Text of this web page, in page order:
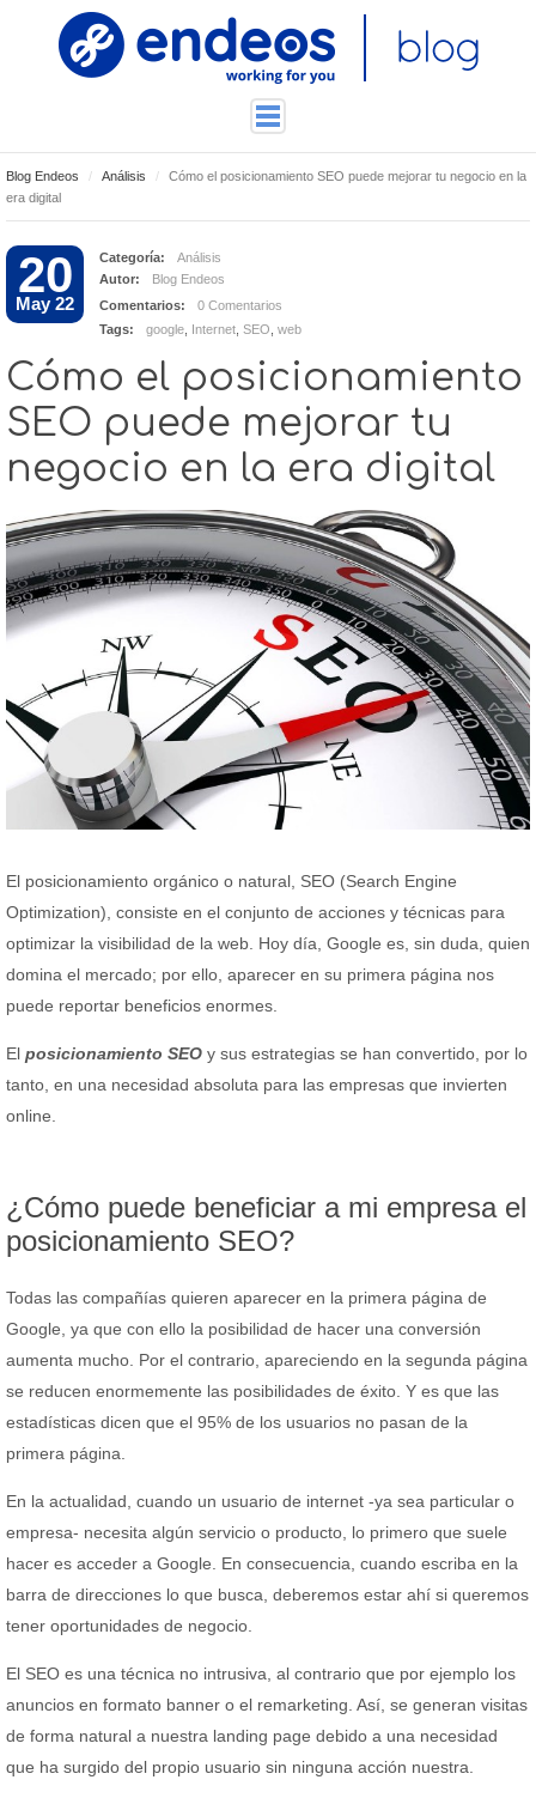
TUTORIALES
TECNOLOGÍA
Blog Endeos Análisis
Cómo el posicionamiento SEO puede mejorar tu negocio en la
era digital
20
May 22
Categoría:
Análisis
Autor:
Blog Endeos
Comentarios:
0 Comentarios
Tags:
google Internet SEO web
Cómo el posicionamiento
SEO puede mejorar tu
negocio en la era digital
El posicionamiento orgánico o natural, SEO (Search Engine
Optimization), consiste en el conjunto de acciones y técnicas para
optimizar la visibilidad de la web. Hoy día, Google es, sin duda, quien
domina el mercado; por ello, aparecer en su primera página nos
puede reportar beneficios enormes.
El posicionamiento SEO y sus estrategias se han convertido, por lo
tanto, en una necesidad absoluta para las empresas que invierten
online.
¿Cómo puede beneficiar a mi empresa el
posicionamiento SEO?
Todas las compañías quieren aparecer en la primera página de
Google, ya que con ello la posibilidad de hacer una conversión
aumenta mucho. Por el contrario, apareciendo en la segunda página
se reducen enormemente las posibilidades de éxito. Y es que las
estadísticas dicen que el 95% de los usuarios no pasan de la
primera página.
En la actualidad, cuando un usuario de internet -ya sea particular o
empresa- necesita algún servicio o producto, lo primero que suele
hacer es acceder a Google. En consecuencia, cuando escriba en la
barra de direcciones lo que busca, deberemos estar ahí si queremos
tener oportunidades de negocio.
El SEO es una técnica no intrusiva, al contrario que por ejemplo los
anuncios en formato banner o el remarketing. Así, se generan visitas
de forma natural a nuestra landing page debido a una necesidad
que ha surgido del propio usuario sin ninguna acción nuestra.